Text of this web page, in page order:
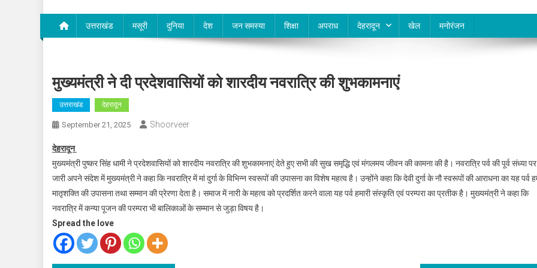
उत्तराखंड मसूरी दुनिया देश जन समस्या शिक्षा अपराध देहरादून खेल मनोरंजन
मुख्यमंत्री ने दी प्रदेशवासियों को शारदीय नवरात्रि की शुभकामनाएं
उत्तराखंड देहरादून
September 21, 2025 Shoorveer
देहरादून
मुख्यमंत्री पुष्कर सिंह धामी ने प्रदेशवासियों को शारदीय नवरात्रि की शुभकामनाएं देते हुए सभी की सुख समृद्धि एवं मंगलमय जीवन की कामना की है। नवरात्रि पर्व की पूर्व संध्या पर
जारी अपने संदेश में मुख्यमंत्री ने कहा कि नवरात्रि में मां दुर्गा के विभिन्न स्वरूपों की उपासना का विशेष महत्व है। उन्होंने कहा कि देवी दुर्गा के नौ स्वरूपों की आराधना का यह पर्व
मातृशक्ति की उपासना तथा सम्मान की प्रेरणा देता है। समाज में नारी के महत्व को प्रदर्शित करने वाला यह पर्व हमारी संस्कृति एवं परम्परा का प्रतीक है। मुख्यमंत्री ने कहा कि
नवरात्रि में कन्या पूजन की परम्परा भी बालिकाओं के सम्मान से जुड़ा विषय है।
Spread the love